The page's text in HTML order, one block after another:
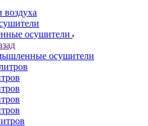
осушители
осушители